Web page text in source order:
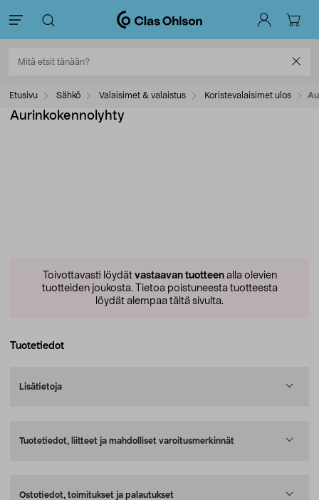
Etusivu Sähkö Valaisimet & valaistus Koristevalaisimet ulos
Aurinkokennolyhty
Toivottavasti löydät vastaavan tuotteenalla olevien
tuotteiden joukosta. Tietoa poistuneesta tuotteesta
löydät alempaa tältä sivulta.
Tuotetiedot
Lisätietoja
Tuotetiedot, liitteet ja mahdolliset varoitusmerkinnät
Ostotiedot, toimitukset ja palautukset